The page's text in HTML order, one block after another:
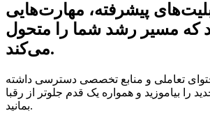
پیشرفته، مهارت‌هایی
که مسیر رشد شما را متحول
می‌کند.
تعاملی و منابع تخصصی دسترسی داشته
را بیاموزید و همواره یک قدم جلوتر از رقبا
بمانید.